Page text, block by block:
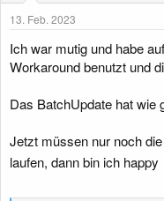
13. Feb. 2023
Ich war mutig und habe
Workaround benutzt und
Das BatchUpdate hat wie
Jetzt müssen nur noch
laufen, dann bin ich happy